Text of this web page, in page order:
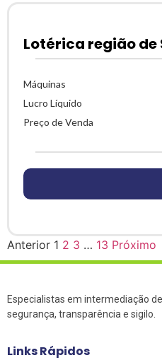
Lotérica região de
Máquinas
Lucro Líquido
Preço de Venda
Anterior 1 2 3 … 13 Próximo
Especialistas em intermediação
segurança, transparência e sigilo.
Links Rápidos